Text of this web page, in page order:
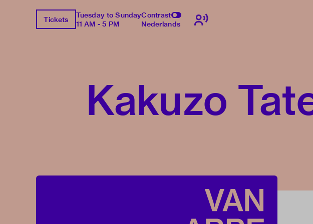
Tickets
Tuesday to Sunday
11 AM - 5 PM
Contrast
Nederlands
Kakuzo